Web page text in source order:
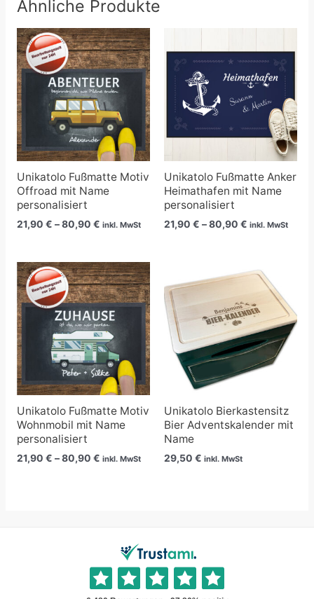
Ähnliche Produkte
Unikatolo Fußmatte Motiv
Offroad mit Name
personalisiert
21,90 € –80,90 €
Preisspanne:
21,90 €
bis
80,90 €
inkl. MwSt
Unikatolo Fußmatte Anker
Heimathafen mit Name
personalisiert
21,90 € –80,90 €
bis
80,90 €
inkl. MwSt
Unikatolo Fußmatte Motiv
Wohnmobil mit Name
personalisiert
21,90 € –80,90 €
Preisspanne:
21,90 €
bis
80,90 €
inkl. MwSt
Unikatolo Bierkastensitz
Bier Adventskalender mit
Name
29,50 € inkl. MwSt